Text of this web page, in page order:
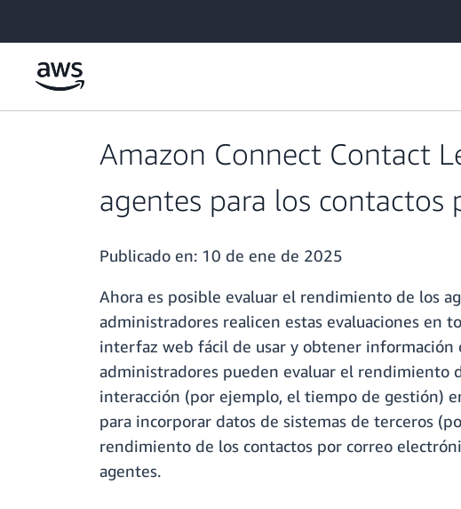
Amazon Connect Contact
agentes para los contactos
Publicado en: 10 de ene de 2025
Ahora es posible evaluar el rendimiento de los
administradores realicen estas evaluaciones en
interfaz web fácil de usar y obtener información
administradores pueden evaluar el rendimiento
interacción (por ejemplo, el tiempo de gestión)
para incorporar datos de sistemas de terceros
rendimiento de los contactos por correo
agentes.